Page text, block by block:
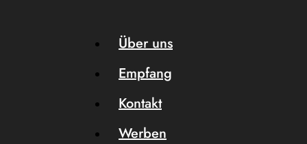
Über uns
Empfang
Kontakt
Werben